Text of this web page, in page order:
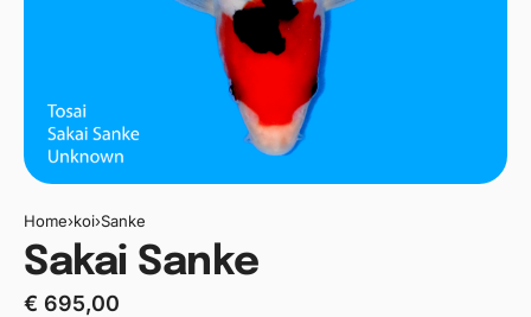
Home›koi›Sanke
Sakai Sanke
€ 695,00